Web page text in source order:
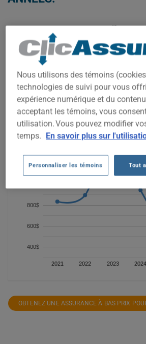
Nous n'avons pas encore
d'assurance auto pour ce véhicule.
Essayez un autre modèle ou une autre
commencez une soumission pour un
Pour trouver la meilleur assurance pour
X5 2008, il est plus important que
options disponibles.
2021 2022 2023 2024
400$
600$
800$
1 200$
1 400$
1 600$
OBTENEZ UNE ASSURANCE À BAS PRIX
Nous utilisons des témoins
technologies de suivi pour vous
expérience numérique et du
acceptant les témoins, vous
utilisation. Vous pouvez modifier
temps. En savoir plus sur
Personnaliser les témoins Tout